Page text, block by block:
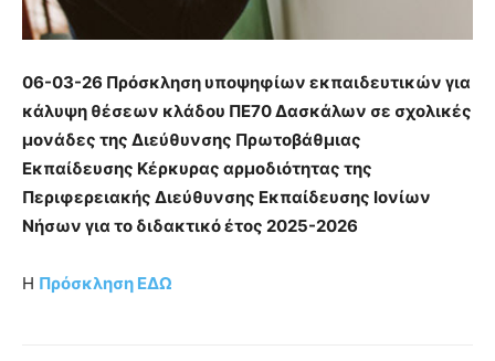
06-03-26 Πρόσκληση υποψηφίων εκπαιδευτικών για
κάλυψη θέσεων κλάδου ΠΕ70 Δασκάλων σε σχολικές
μονάδες της Διεύθυνσης Πρωτοβάθμιας
Εκπαίδευσης Κέρκυρας αρμοδιότητας της
Περιφερειακής Διεύθυνσης Εκπαίδευσης Ιονίων
Νήσων για το διδακτικό έτος 2025-2026
Η Πρόσκληση ΕΔΩ